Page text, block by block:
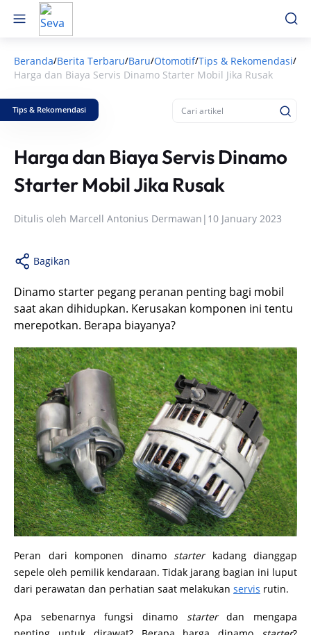
Beranda/Berita Terbaru/Baru/Otomotif/Tips & Rekomendasi/
Harga dan Biaya Servis Dinamo Starter Mobil Jika Rusak
Tips & Rekomendasi
Harga dan Biaya Servis Dinamo
Starter Mobil Jika Rusak
Ditulis oleh Marcell Antonius Dermawan | 10 January 2023
Bagikan
Dinamo starter pegang peranan penting bagi mobil
saat akan dihidupkan. Kerusakan komponen ini tentu
merepotkan. Berapa biayanya?
Peran dari komponen dinamo starterkadang dianggap
sepele oleh pemilik kendaraan. Tidak jarang bagian ini luput
dari perawatan dan perhatian saat melakukan servis rutin.
Apa sebenarnya fungsi dinamo starterdan mengapa